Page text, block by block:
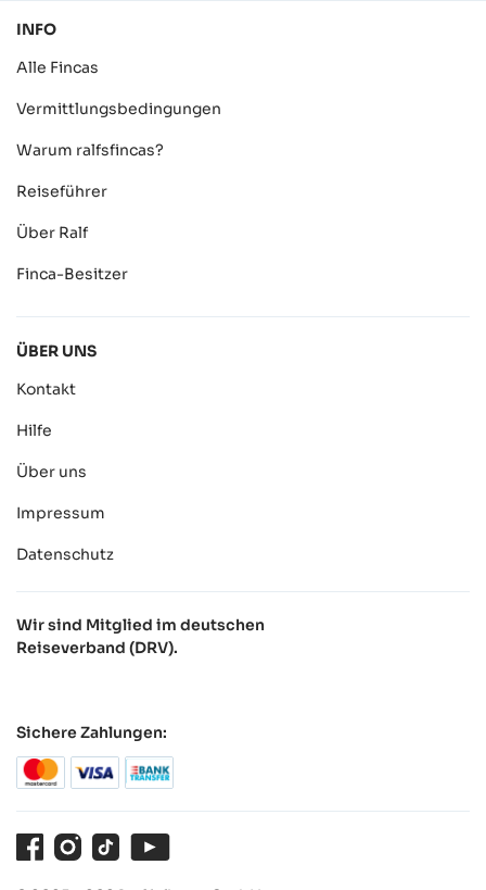
INFO
Alle Fincas
Vermittlungsbedingungen
Warum ralfsfincas?
Reiseführer
Über Ralf
Finca-Besitzer
ÜBER UNS
Kontakt
Hilfe
Über uns
Impressum
Datenschutz
Wir sind Mitglied im deutschen
Reiseverband (DRV).
Sichere Zahlungen:
FacebookInstagram
TikTok